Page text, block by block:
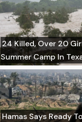
24 Killed, Over 20
Summer Camp In
Hamas Says Ready